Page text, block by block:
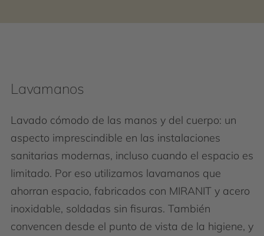
Lavamanos
Lavado cómodo de las manos y del cuerpo: un
aspecto imprescindible en las instalaciones
sanitarias modernas, incluso cuando el espacio es
limitado. Por eso utilizamos lavamanos que
ahorran espacio, fabricados con MIRANIT y acero
inoxidable, soldadas sin fisuras. También
convencen desde el punto de vista de la higiene, y